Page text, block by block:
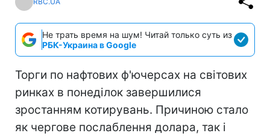
Не трать время на шум! Читай только суть из
РБК-Украина в Google
Торги по нафтових ф'ючерсах на світових
ринках в понеділок завершилися
зростанням котирувань. Причиною стало
як чергове послаблення долара, так і